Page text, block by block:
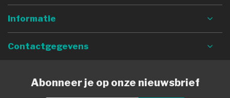
Informatie
Contactgegevens
Abonneer je op onze nieuwsbrief